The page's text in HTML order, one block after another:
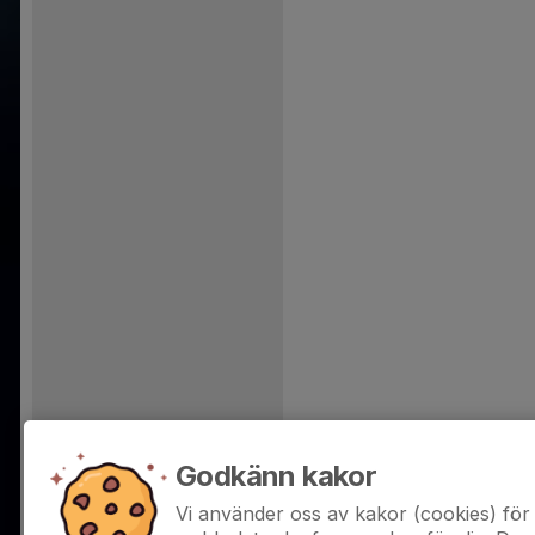
Godkänn kakor
Vi använder oss av kakor (cookies)